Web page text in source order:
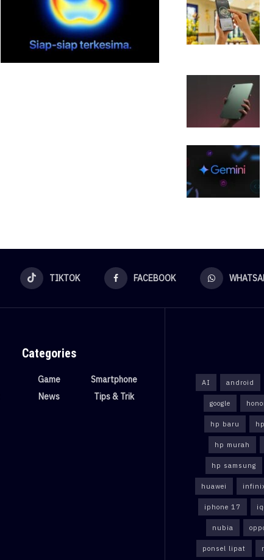
TIKTOK FACEBOOK
Categories
Game
News
Smartphone
Tips & Trik
AI android
google
hp baru
hp murah
hp samsung
huawei
iphone 17
nubia
ponsel lipat